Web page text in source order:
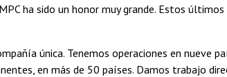
ha sido un honor muy grande. Estos
única. Tenemos operaciones en nueve
en más de 50 países. Damos trabajo